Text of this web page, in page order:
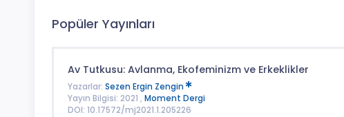
Popüler Yayınları
Av Tutkusu: Avlanma, Ekofeminizm ve Erkeklikler
Yazarlar: Sezen Ergin Zengin
Yayın Bilgisi: 2021 , Moment Dergi
DOI: 10.17572/mj2021.1.205226